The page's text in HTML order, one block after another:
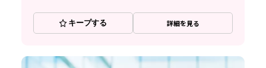
キープする 詳細を見る